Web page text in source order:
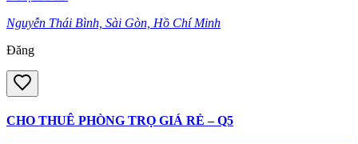
Nguyễn Thái Bình, Sài Gòn, Hồ Chí Minh
Đăng
CHO THUÊ PHÒNG TRỌ GIÁ RẺ – Q5